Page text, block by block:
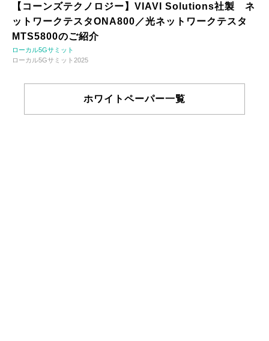
【コーンズテクノロジー】VIAVI Solutions社製 ネ
ットワークテスタONA800／光ネットワークテスタ
MTS5800のご紹介
ローカル5Gサミット
ローカル5Gサミット2025
ホワイトペーパー一覧